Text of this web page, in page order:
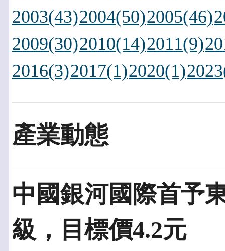
2003(43)2004(50)2005(46)
2009(30)2010(14)2011(9)
2016(3)2017(1)2020(1)
產業動態
中國銀河國際首予
級，目標價4.2元